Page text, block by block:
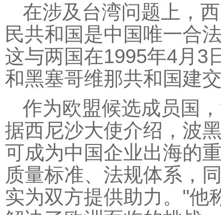
在涉及台湾问题上，
民共和国是中国唯一合
这与两国在1995年4月3
和黑塞哥维那共和国建
作为欧盟候选成员国
据西尼沙大使介绍，波
可成为中国企业出海的
质量标准、法规体系，
实为双方提供助力。"他